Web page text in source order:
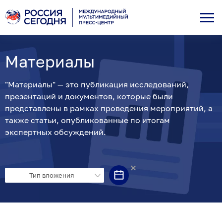
Материалы
"Материалы" — это публикация исследований,
презентаций и документов, которые были
представлены в рамках проведения мероприятий, а
также статьи, опубликованные по итогам
экспертных обсуждений.
Тип вложения